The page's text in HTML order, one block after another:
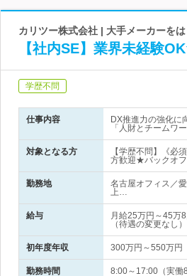
カリツー株式会社 | 大手メーカーを
【社内SE】業界未経験
学歴不問
仕事内容
DX推進力の強化に
「人財とチームワ
対象となる方
【学歴不問】《必
方歓迎★バックオフ
勤務地
名古屋オフィス／
上…
給与
月給25万円～45万
（待遇の変更なし）
初年度年収 300万円～550万円
勤務時間 8:00～17:00（実